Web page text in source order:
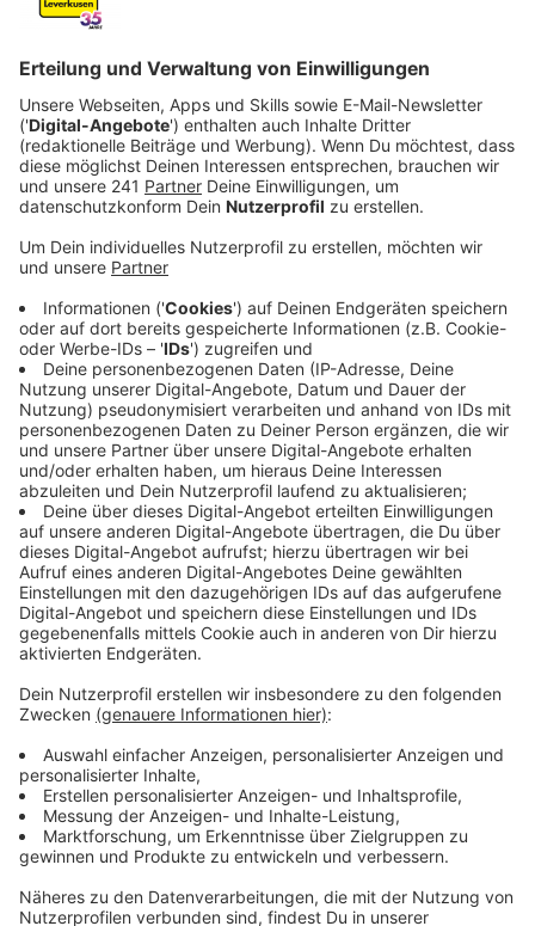
um 20:15.
Anzeige
Am 22. März vergangenen Jahres hatten zwei
betreten, anschließend bedrohten sie die beiden
machten damit Passanten vor dem Laden auf sich
aufmerksam, welche die Polizei riefen.
Währenddessen schlugen die Unbekannten auf die
Mitarbeiterinnen ein und liefen mit ihrer Beute auf die
Straße zu einem weißen Auto, in dem ein weiterer
mutmaßlicher Komplize wartete. Bis jetzt ist der Fall
ungelöst. Die Polizei will jetzt die die ZDF-Sendung
dazu nutzen, mögliche Hinweise zu den Tätern zu
finden.
Anzeige
Polizei hofft auf Handyvideos von Zeugen
Anzeige
Dazu setzt sie auf Bilder aus Überwachungskameras,
die die Täter aufgenommen haben. Die Polizei hofft
außerdem auf weiteres Videomaterial von Zeugen, die
Teile des Überfalls mit ihrem Handy gefilmt haben
sollen. Diese Videos seien bislang aber wohl nicht bei